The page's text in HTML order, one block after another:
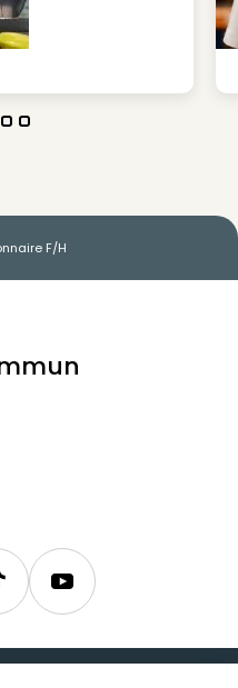
F/H
Youtube